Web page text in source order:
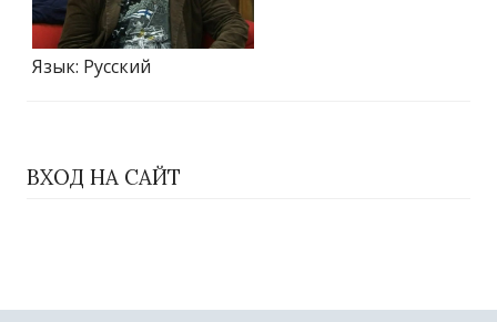
Язык: Русский
ВХОД НА САЙТ